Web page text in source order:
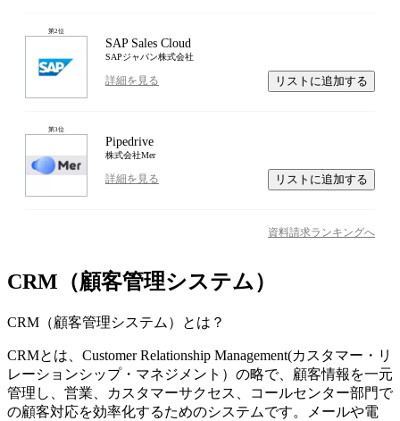
第2位
SAP Sales Cloud
SAPジャパン株式会社
詳細を見る リストに追加する
第3位
Pipedrive
株式会社Mer
詳細を見る リストに追加する
資料請求ランキングへ
CRM（顧客管理システム）
CRM（顧客管理システム） とは？
CRMとは、Customer Relationship Management(カスタマー・リ
レーションシップ・マネジメント）の略で、顧客情報を一元
管理し、営業、カスタマーサクセス、コールセンター部門で
の顧客対応を効率化するためのシステムです。メールや電